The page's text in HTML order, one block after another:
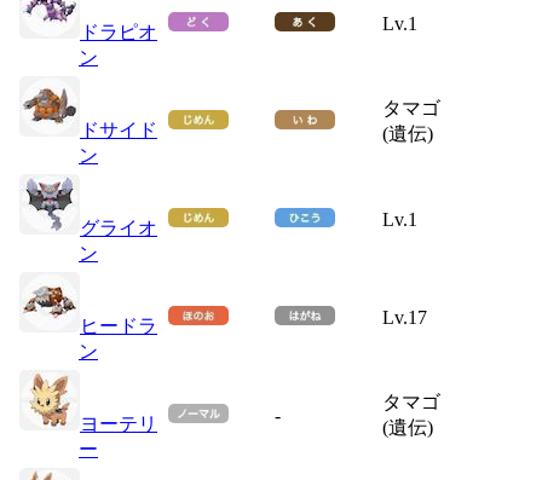
ドラピオ
ン
Lv.1
ドサイド
ン
タマゴ
(遺伝)
グライオ
ン
Lv.1
ヒードラ
ン
Lv.17
ヨーテリ
ー
-
タマゴ
(遺伝)